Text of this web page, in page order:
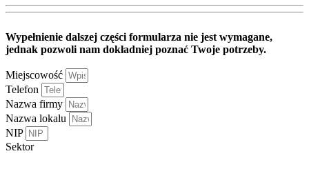
Wypełnienie dalszej części formularza nie jest wymagane,
jednak pozwoli nam dokładniej poznać Twoje potrzeby.
Miejscowość
Telefon
Nazwa firmy
Nazwa lokalu
NIP
Sektor